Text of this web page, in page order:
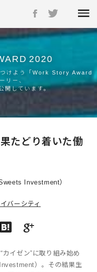
2020
つけよう「Work Story Award
リー、
開しています。
たどり着いた働
Investment）
バーシティ
イゼン”に取り組み始め
）。その結果生